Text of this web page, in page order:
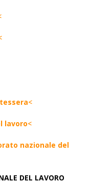
<
lavoro<
nazionale del
DEL LAVORO